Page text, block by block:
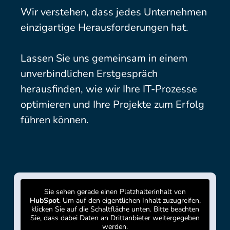
Wir verstehen, dass jedes Unternehmen
einzigartige Herausforderungen hat.
Lassen Sie uns gemeinsam in einem
unverbindlichen Erstgespräch
herausfinden, wie wir Ihre IT-Prozesse
optimieren und Ihre Projekte zum Erfolg
führen können.
Sie sehen gerade einen Platzhalterinhalt von
HubSpot. Um auf den eigentlichen Inhalt zuzugreifen,
klicken Sie auf die Schaltfläche unten. Bitte beachten
Sie, dass dabei Daten an Drittanbieter weitergegeben
werden.